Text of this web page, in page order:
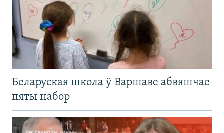
Беларуская школа ў Варшаве абвяшчае
пяты набор